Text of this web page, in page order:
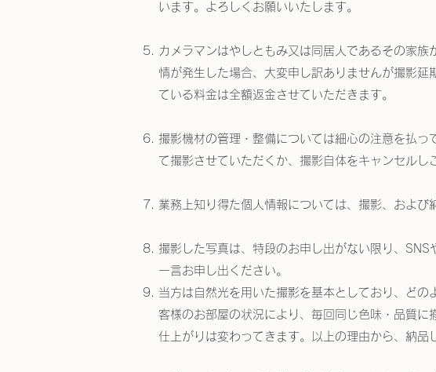
います。よろしくお願いいたします。
カメラマンはやしともみ又は同居人であるその家
情が発生した場合、大変申し訳ありませんが撮影
ている料金は全額返金させていただきます。
撮影機材の管理・整備については細心の注意を払
て撮影させていただくか、撮影自体をキャンセルし
業務上知り得た個人情報については、撮影、および
撮影した写真は、特段のお申し出がない限り、
一言お申し出ください。
当方は自然光を用いた撮影を基本としており、ど
客様のお部屋の状況により、毎回同じ色味・品質
仕上がりは変わってきます。以上の理由から、納品